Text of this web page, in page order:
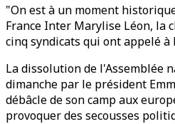
"On est à un moment
France Inter Marylise Léon, la
cinq syndicats qui ont appelé
La dissolution de l'Assemblée
dimanche par le président
débâcle de son camp aux
provoquer des secousses